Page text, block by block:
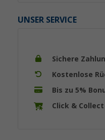
UNSER SERVICE
Sichere
Kostenlose
Bis zu 5%
Click & Collect